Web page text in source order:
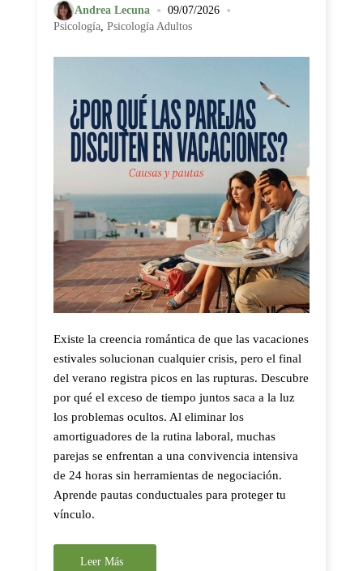
Andrea Lecuna • 09/07/2026 •
Psicología, Psicología Adultos
Existe la creencia romántica de que las vacaciones
estivales solucionan cualquier crisis, pero el final
del verano registra picos en las rupturas. Descubre
por qué el exceso de tiempo juntos saca a la luz
los problemas ocultos. Al eliminar los
amortiguadores de la rutina laboral, muchas
parejas se enfrentan a una convivencia intensiva
de 24 horas sin herramientas de negociación.
Aprende pautas conductuales para proteger tu
vínculo.
Leer Más